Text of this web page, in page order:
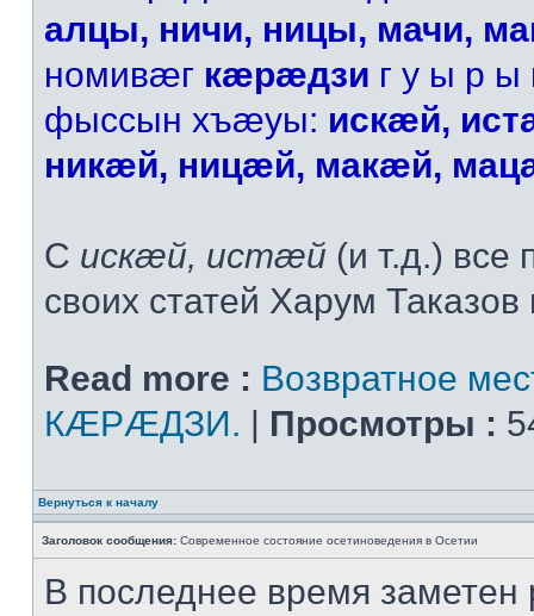
алцы, ничи, ницы, мачи,
номивæг кæрæдзи г у ы р
фыссын хъæуы: искæй,
никæй, ницæй, макæй,
С искæй, истæй (и т.д.) все
своих статей Харум Таказов
Read more : Возвратное
КÆРÆДЗИ. | Просмотры :
Вернуться к началу
Заголовок сообщения: Современное состояние осетиноведения в Осетии
В последнее время заметен